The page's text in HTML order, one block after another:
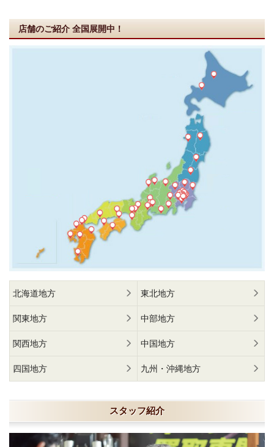
店舗のご紹介 全国展開中！
北海道地方 東北地方
関東地方 中部地方
関西地方 中国地方
四国地方 九州・沖縄地方
スタッフ紹介